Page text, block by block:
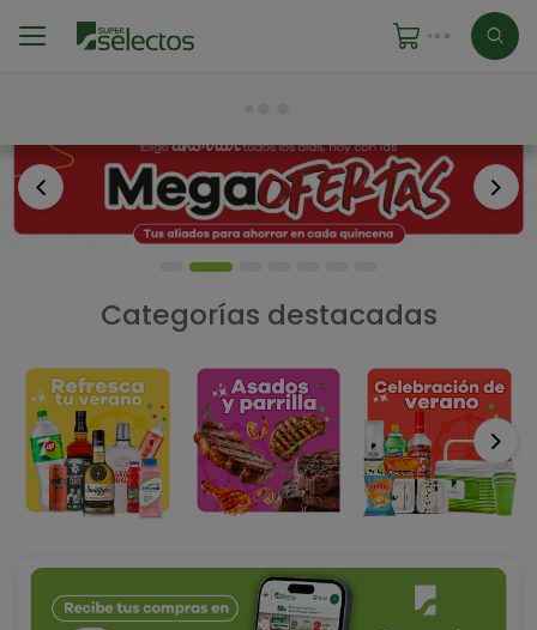
Anterior
Categorías destacadas